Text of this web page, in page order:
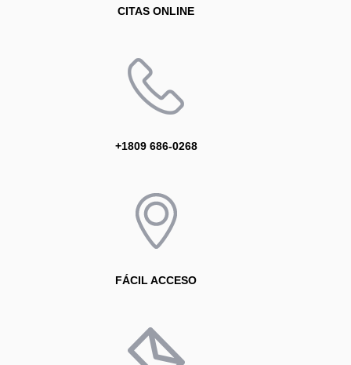
CITAS ONLINE
+1809 686-0268
FÁCIL ACCESO